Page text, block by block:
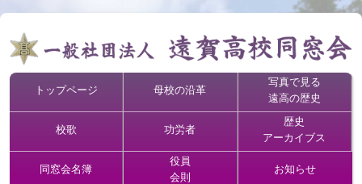
トップページ 母校の沿革
写真で見る
遠高の歴史
校歌 功労者
歴史
アーカイブス
同窓会名簿
役員
会則
お知らせ